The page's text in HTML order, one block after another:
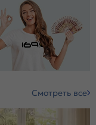
Смотреть все